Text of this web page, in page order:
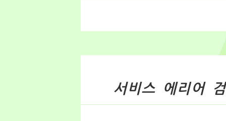
서비스 에리어